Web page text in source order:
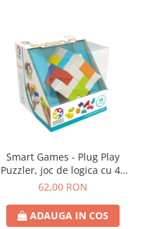
Smart Games - Plug Play
Puzzler, joc de logica cu 48
de provocari, 6+ ani, lb
62,00 RON
ADAUGA IN COS